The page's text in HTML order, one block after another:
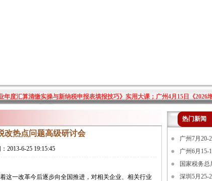
年度汇算清缴实操与新纳税申报表填报技巧》实用大课；广州4月15日《2026
》实用大课；广州4月15日《2026
改热点问题高级研讨会
2013-6-25 19:15:45
这一改革今后逐步向全国推进，对相关企业、相关行业
热门新闻
广州7月20-
广州6月15-
国家税务总
深圳5月25-